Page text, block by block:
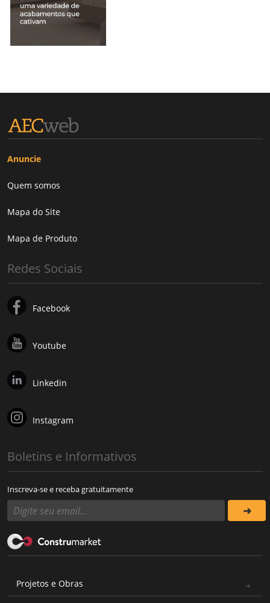
Anuncie
Quem somos
Mapa do Site
Mapa de Produto
Redes Sociais
Facebook
Youtube
Linkedin
Instagram
Boletins e Informativos
Inscreva-se e receba gratuitamente
Projetos e Obras